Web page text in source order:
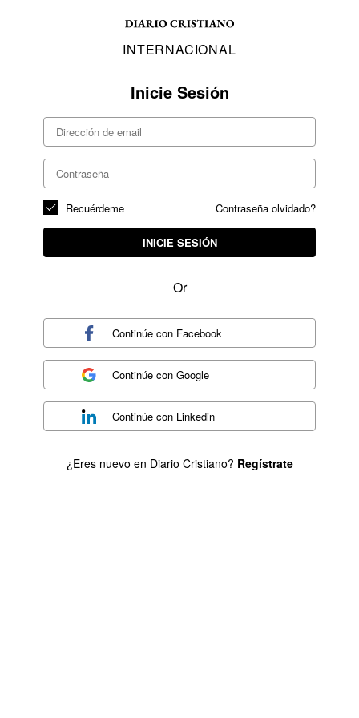
INTERNACIONAL
Inicie Sesión
Contraseña olvidado?
Recuérdeme
INICIE SESIÓN
Or
Continúe con Facebook
Continúe conGoogle
Continúe con Linkedin
¿Eres nuevo en Diario Cristiano? Regístrate